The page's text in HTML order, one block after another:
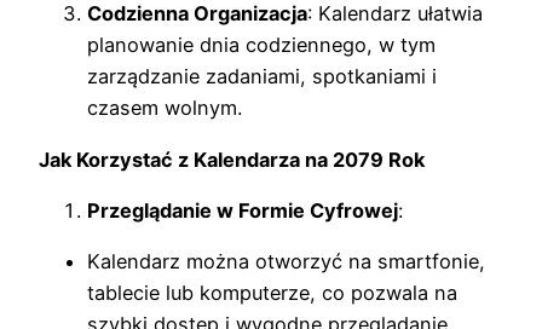
Codzienna Organizacja: Kalendarz ułatwia
planowanie dnia codziennego, w tym
zarządzanie zadaniami, spotkaniami i
czasem wolnym.
Jak Korzystać z Kalendarza na 2079 Rok
Przeglądanie w Formie Cyfrowej:
Kalendarz można otworzyć na smartfonie,
tablecie lub komputerze, co pozwala na